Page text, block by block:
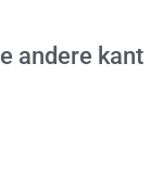
andere kant